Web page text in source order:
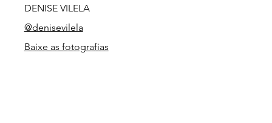
DENISE VILELA
@denisevilela
Baixe as fotografias